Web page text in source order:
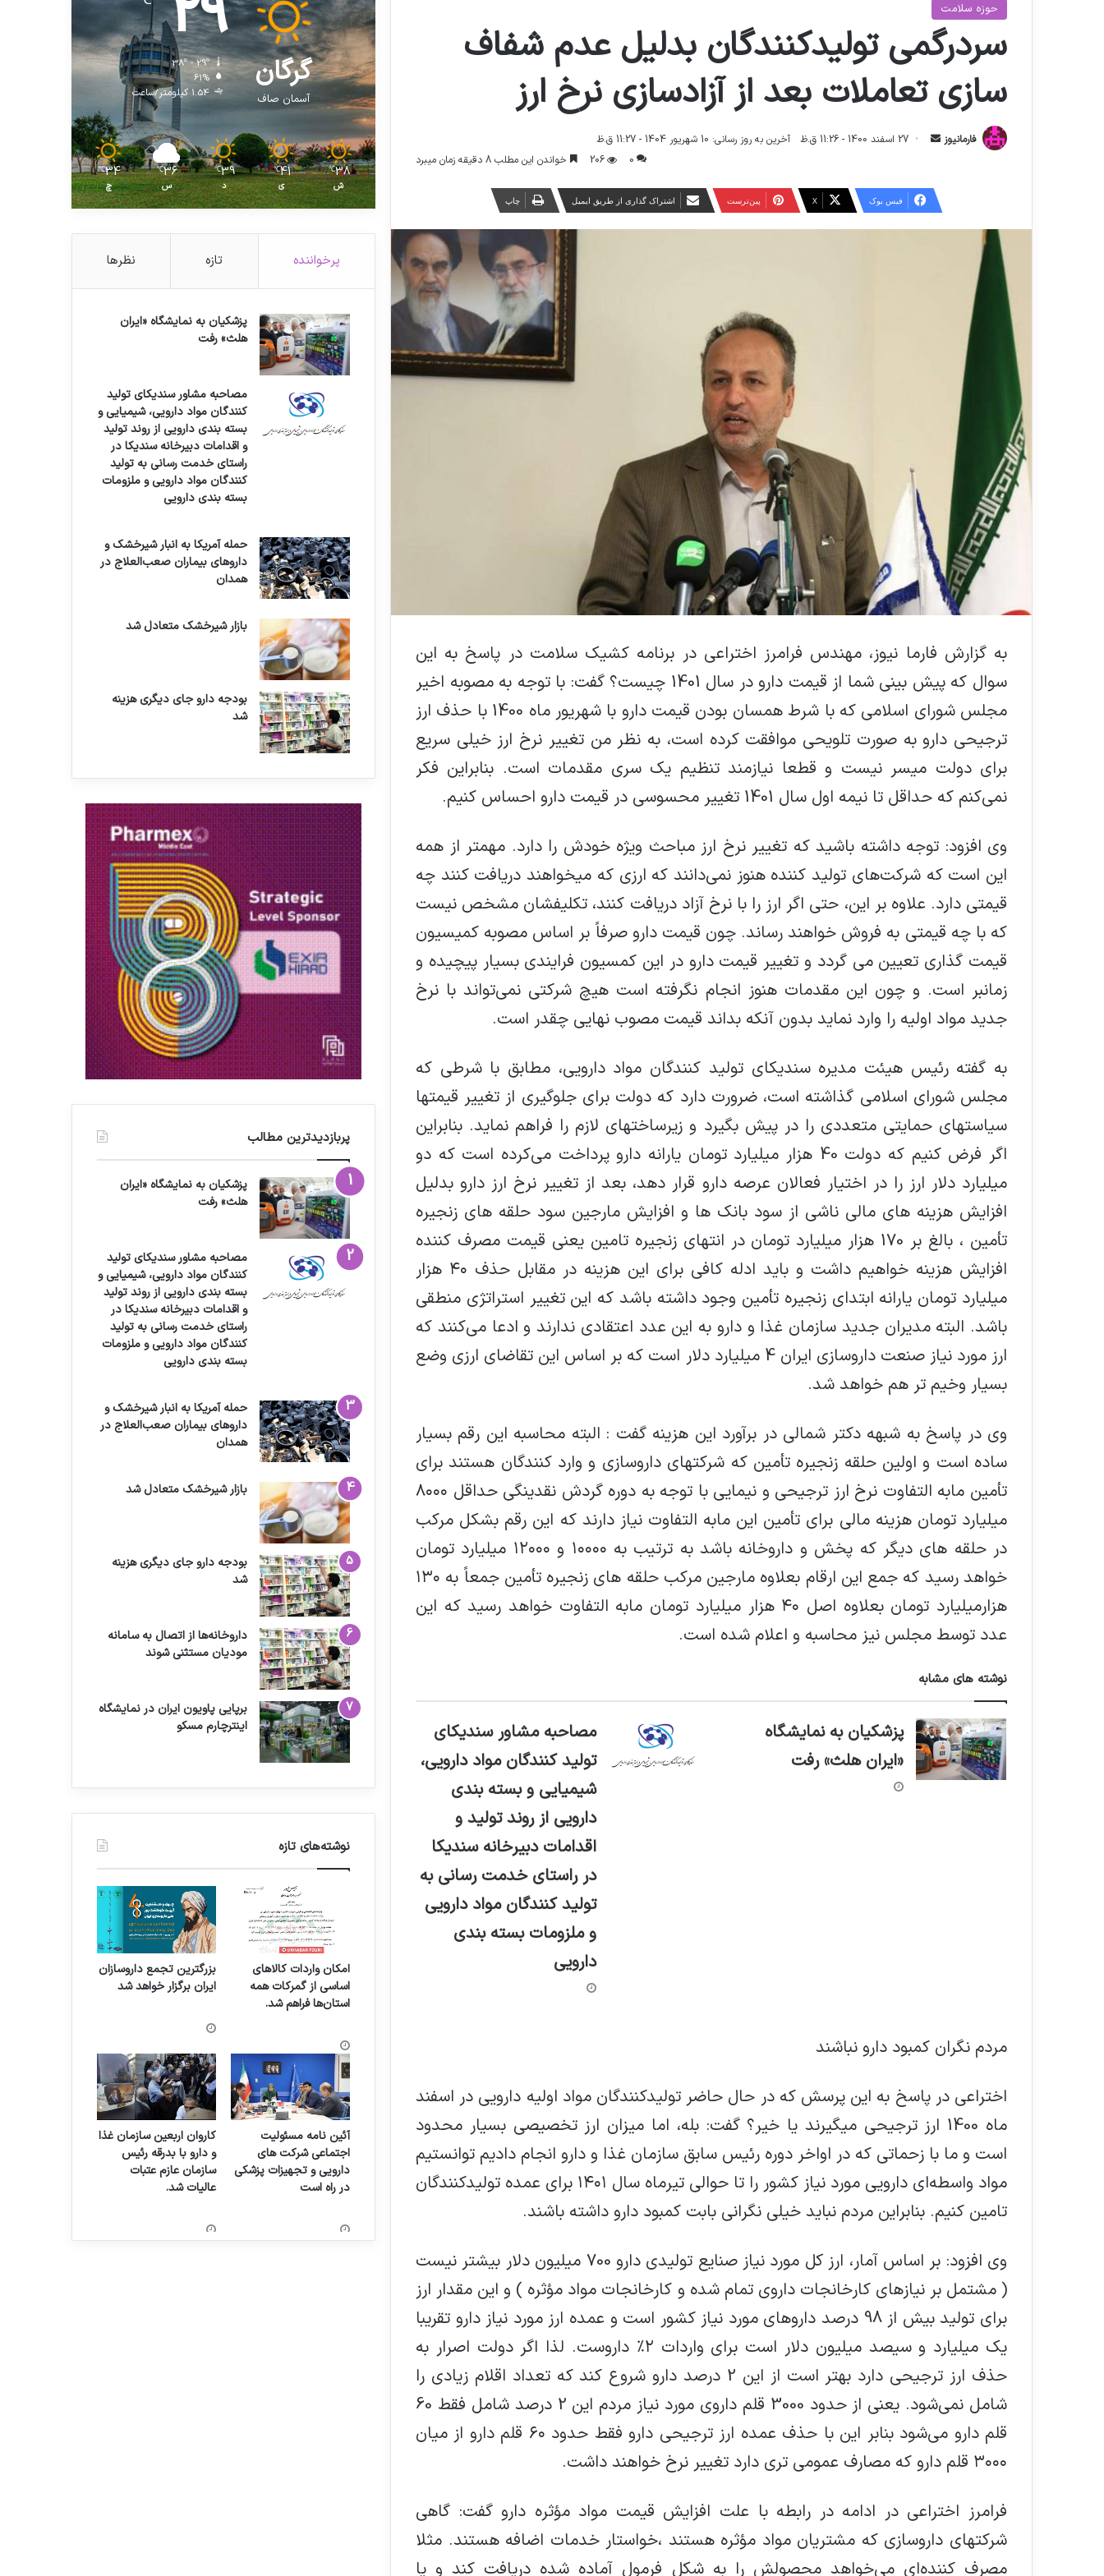
حوزه سلامت
سردرگمي توليدكنندگان بدليل عدم شفاف
سازي تعاملات بعد از آزادسازي نرخ ارز
فارمانیوز 27 اسفند 1400 - 11:26 ق.ظ
آخرین به روز رسانی: 10 شهریور 1404 - 11:27 ق.ظ
0
206 خواندن این مطلب 8 دقیقه زمان میبرد
فیس بوک X ‫پین‌ترست اشتراک گذاری از طریق ایمیل چاپ
به گزارش فارما نیوز، مهندس فرامرز اختراعی در برنامه کشیک سلامت در پاسخ به این
سوال که پیش بینی شما از قیمت دارو در سال 1401 چیست؟ گفت: با توجه به مصوبه اخیر
مجلس شورای اسلامی که با شرط همسان بودن قیمت دارو با شهریور ماه 1400 با حذف ارز
ترجیحی دارو به صورت تلویحی موافقت کرده است، به نظر من تغییر نرخ ارز خیلی سریع
برای دولت میسر نیست و قطعا نیازمند تنظیم یک سری مقدمات است. بنابراین فکر
نمی‌کنم که حداقل تا نیمه اول سال 1401 تغییر محسوسی در قیمت دارو احساس کنیم.
وی افزود: توجه داشته باشید که تغییر نرخ ارز مباحث ویژه خودش را دارد. مهمتر از همه
این است که شرکت‌های تولید کننده هنوز نمی‌دانند که ارزی که میخواهند دریافت کنند چه
قیمتی دارد. علاوه بر این، حتی اگر ارز را با نرخ آزاد دریافت کنند، تکلیفشان مشخص نیست
که با چه قیمتی به فروش خواهند رساند. چون قيمت دارو صرفاً بر اساس مصوبه کمیسیون
قيمت گذاري تعيين مي گردد و تغییر قیمت دارو در اين كمسيون فرایندی بسیار پیچیده و
زمانبر است. و چون این مقدمات هنوز انجام نگرفته است هیچ شرکتی نمی‌تواند با نرخ
جدید مواد اولیه را وارد نماید بدون آنکه بداند قیمت مصوب نهایی چقدر است.
به گفته رئیس هیئت مدیره سندیکای تولید کنندگان مواد دارویی، مطابق با شرطی که
مجلس شورای اسلامی گذاشته است، ضرورت دارد که دولت برای جلوگیری از تغییر قیمتها
سیاستهای حمایتی متعددی را در پیش بگیرد و زیرساختهای لازم را فراهم نماید. بنابراین
اگر فرض کنیم که دولت 40 هزار میلیارد تومان یارانه دارو پرداخت می‌کرده است که دو
میلیارد دلار ارز را در اختیار فعالان عرصه دارو قرار دهد، بعد از تغییر نرخ ارز دارو بدليل
افزايش هزينه هاي مالي ناشي از سود بانك ها و افزايش مارجين سود حلقه هاي زنجيره
تأمين ، بالغ بر 170 هزار میلیارد تومان در انتهای زنجیره تامین يعني قيمت مصرف كننده
افزايش هزينه خواهيم داشت و باید ادله کافی برای این هزينه در مقابل حذف ٤٠ هزار
ميليارد تومان يارانه ابتداي زنجيره تأمين وجود داشته باشد که اين تغيير استراتژي منطقي
باشد. البته مدیران جدید سازمان غذا و دارو به این عدد اعتقادی ندارند و ادعا می‌کنند که
ارز مورد نیاز صنعت داروسازی ایران 4 میلیارد دلار است که بر اساس اين تقاضاي ارزي وضع
بسيار وخيم تر هم خواهد شد.
وي در پاسخ به شبهه دكتر شمالي در برآورد اين هزينه گفت : البته محاسبه اين رقم بسيار
ساده است و اولين حلقه زنجيره تأمين كه شركتهاي داروسازي و وارد كنندگان هستند براي
تأمين مابه التفاوت نرخ ارز ترجيحي و نيمايي با توجه به دوره گردش نقدينگي حداقل ٨٠٠٠
ميليارد تومان هزينه مالي براي تأمين اين مابه التفاوت نياز دارند كه اين رقم بشكل مركب
در حلقه هاي ديگر كه پخش و داروخانه باشد به ترتيب به ١٠٠٠٠ و ١٢٠٠٠ ميليارد تومان
خواهد رسيد كه جمع اين ارقام بعلاوه مارجين مركب حلقه هاي زنجيره تأمين جمعاً به ١٣٠
هزارميليارد تومان بعلاوه اصل ٤٠ هزار ميليارد تومان مابه التفاوت خواهد رسيد كه اين
عدد توسط مجلس نيز محاسبه و اعلام شده است.
نوشته های مشابه
پزشکیان به نمایشگاه
«ایران هلث» رفت
مصاحبه مشاور سندیکای
تولید کنندگان مواد دارویی،
شیمیایی و بسته بندی
دارویی از روند تولید و
اقدامات دبیرخانه سندیکا
در راستای خدمت رسانی به
تولید کنندگان مواد دارویی
و ملزومات بسته بندی
دارویی
مردم نگران کمبود دارو نباشند
اختراعی در پاسخ به این پرسش که در حال حاضر تولیدکنندگان مواد اولیه دارویی در اسفند
ماه 1400 ارز ترجیحی میگیرند یا خیر؟ گفت: بله، اما ميزان ارز تخصيصي بسیار محدود
است و ما با زحماتی که در اواخر دوره رئیس سابق سازمان غذا و دارو انجام دادیم توانستیم
مواد واسطه‌ای دارویی مورد نیاز کشور را تا حوالي تیرماه سال ١٤٠١ براي عمده توليدكنندگان
تامین کنیم. بنابراین مردم نباید خیلی نگرانی بابت کمبود دارو داشته باشند.
وی افزود: بر اساس آمار، ارز کل مورد نیاز صنایع تولیدی دارو 700 میلیون دلار بیشتر نیست
( مشتمل بر نيازهاي كارخانجات داروي تمام شده و كارخانجات مواد مؤثره ) و این مقدار ارز
برای توليد بيش از 98 درصد داروهای مورد نیاز کشور است و عمده ارز مورد نياز دارو تقریبا
یک میلیارد و سیصد میلیون دلار است براي واردات ٢٪؜ داروست. لذا اگر دولت اصرار به
حذف ارز ترجیحی دارد بهتر است از این 2 درصد دارو شروع کند كه تعداد اقلام زیادی را
شامل نمی‌شود. يعني از حدود 3000 قلم داروي مورد نياز مردم این 2 درصد شامل فقط 60
قلم دارو می‌شود بنابر اين با حذف عمده ارز ترجيحي دارو فقط حدود ٦٠ قلم دارو از ميان
٣٠٠٠ قلم دارو كه مصارف عمومي تري دارد تغییر نرخ خواهند داشت.
فرامرز اختراعی در ادامه در رابطه با علت افزایش قیمت مواد مؤثره دارو گفت: گاهی
شركتهاي داروسازي كه مشتريان مواد مؤثره هستند ،خواستار خدمات اضافه هستند. مثلا
مصرف کننده‌ای می‌خواهد محصولش را به شکل فرمول آماده شده دریافت کند و یا
گرگان
آسمان صاف
38º - 29º
61%
1.54 کیلومتر/ساعت
38
℃
ش
41
℃
ی
39
℃
د
36
℃
س
34
℃
چ
پرخواننده تازه نظرها
پزشکیان به نمایشگاه «ایران
هلث» رفت
مصاحبه مشاور سندیکای تولید
کنندگان مواد دارویی، شیمیایی و
بسته بندی دارویی از روند تولید
و اقدامات دبیرخانه سندیکا در
راستای خدمت رسانی به تولید
کنندگان مواد دارویی و ملزومات
بسته بندی دارویی
حمله آمریکا به انبار شیرخشک و
داروهای بیماران صعب‌العلاج در
همدان
بازار شیرخشک متعادل شد
بودجه دارو جای دیگری هزینه
شد
پربازدیدترین مطالب
پزشکیان به نمایشگاه «ایران
هلث» رفت
مصاحبه مشاور سندیکای تولید
کنندگان مواد دارویی، شیمیایی و
بسته بندی دارویی از روند تولید
و اقدامات دبیرخانه سندیکا در
راستای خدمت رسانی به تولید
کنندگان مواد دارویی و ملزومات
بسته بندی دارویی
حمله آمریکا به انبار شیرخشک و
داروهای بیماران صعب‌العلاج در
همدان
بازار شیرخشک متعادل شد
بودجه دارو جای دیگری هزینه
شد
داروخانه‌ها از اتصال به سامانه
مودیان مستثنی شوند
برپایی پاویون ایران در نمایشگاه
اینترچارم مسکو
نوشته‌های تازه
امکان واردات کالاهای
اساسی از گمرکات همه
استان‌ها فراهم شد.
بزرگترین تجمع داروسازان
ایران برگزار خواهد شد
آئین نامه مسئولیت
اجتماعی شرکت های
دارویی و تجهیزات پزشکی
در راه است
کاروان اربعین سازمان غذا
و دارو با بدرقه رئیس
سازمان عازم عتبات
عالیات شد.